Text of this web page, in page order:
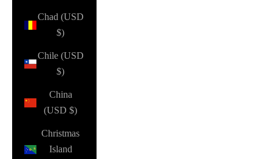
Chad (USD
$)
Chile (USD
$)
China
(USD $)
Christmas
Island